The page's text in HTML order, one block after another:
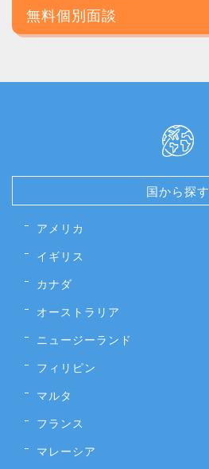
無料個別面談
国から探す
アメリカ
イギリス
カナダ
オーストラリア
ニュージーランド
フィリピン
マルタ
フランス
マレーシア